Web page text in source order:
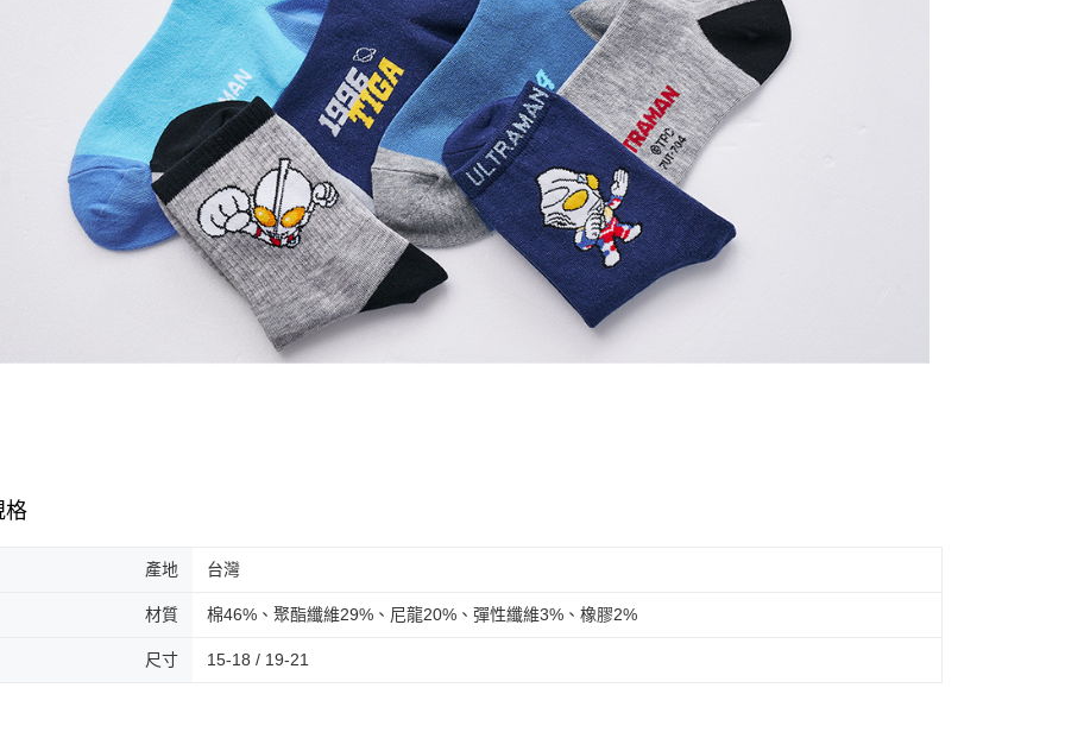
格
產地 台灣
材質 棉46%、聚酯纖維29%、尼龍20%、彈性纖維3%、橡膠2%
尺寸 15-18 / 19-21